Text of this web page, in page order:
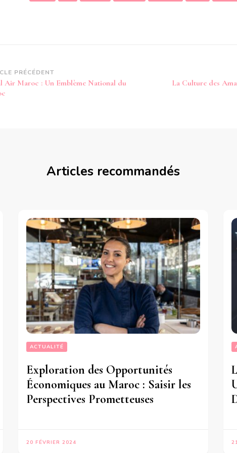
PRÉCÉDENT
Air Maroc : Un Emblème National du
La Culture des
Articles recommandés
ACTUALITÉ
Exploration des Opportunités
Économiques au Maroc : Saisir les
Perspectives Prometteuses
20 FÉVRIER 2024